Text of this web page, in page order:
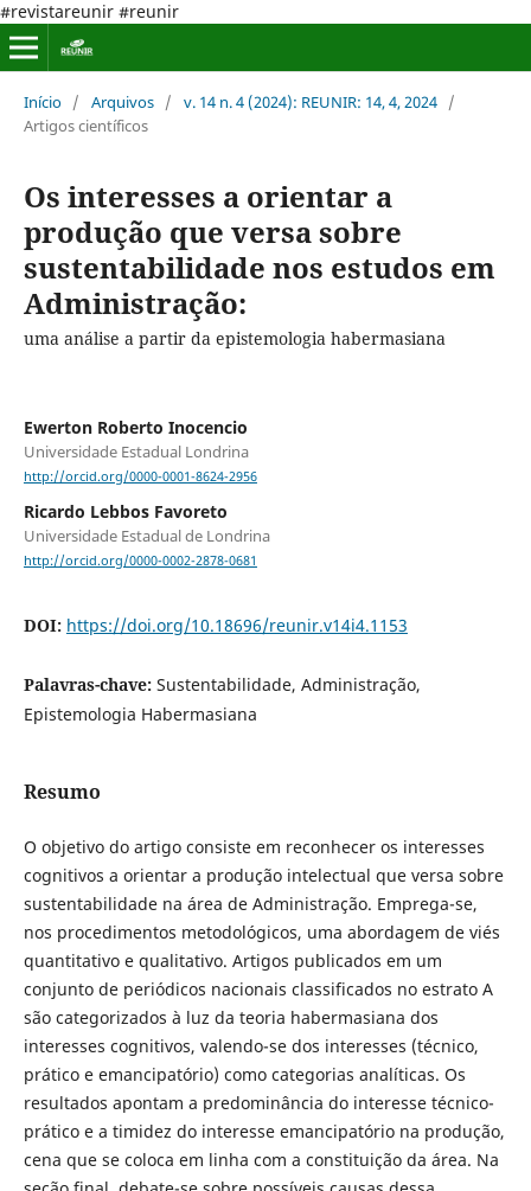
#revistareunir #reunir
Início / Arquivos / v. 14 n. 4 (2024): REUNIR: 14, 4, 2024 /
Artigos científicos
Os interesses a orientar a
produção que versa sobre
sustentabilidade nos estudos em
Administração:
uma análise a partir da epistemologia habermasiana
Ewerton Roberto Inocencio
Universidade Estadual Londrina
http://orcid.org/0000-0001-8624-2956
Ricardo Lebbos Favoreto
Universidade Estadual de Londrina
http://orcid.org/0000-0002-2878-0681
DOI: https://doi.org/10.18696/reunir.v14i4.1153
Palavras-chave: Sustentabilidade, Administração,
Epistemologia Habermasiana
Resumo
O objetivo do artigo consiste em reconhecer os interesses
cognitivos a orientar a produção intelectual que versa sobre
sustentabilidade na área de Administração. Emprega-se,
nos procedimentos metodológicos, uma abordagem de viés
quantitativo e qualitativo. Artigos publicados em um
conjunto de periódicos nacionais classificados no estrato A
são categorizados à luz da teoria habermasiana dos
interesses cognitivos, valendo-se dos interesses (técnico,
prático e emancipatório) como categorias analíticas. Os
resultados apontam a predominância do interesse técnico-
prático e a timidez do interesse emancipatório na produção,
cena que se coloca em linha com a constituição da área. Na